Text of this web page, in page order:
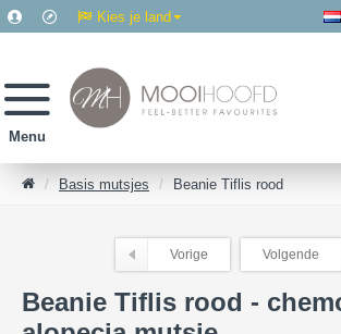
Kies je land
Basis mutsjes Beanie Tiflis rood
Vorige Volgende
Beanie Tiflis rood -